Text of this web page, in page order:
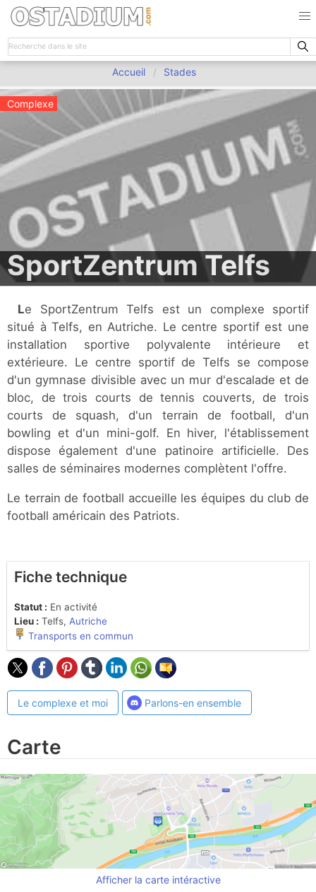
Accueil Stades
Complexe
SportZentrum Telfs
Le SportZentrum Telfs est un complexe sportif
situé à Telfs, en Autriche. Le centre sportif est une
installation sportive polyvalente intérieure et
extérieure. Le centre sportif de Telfs se compose
d'un gymnase divisible avec un mur d'escalade et de
bloc, de trois courts de tennis couverts, de trois
courts de squash, d'un terrain de football, d'un
bowling et d'un mini-golf. En hiver, l'établissement
dispose également d'une patinoire artificielle. Des
salles de séminaires modernes complètent l'offre.
Le terrain de football accueille les équipes du club de
football américain des Patriots.
Fiche technique
Statut : En activité
Lieu : Telfs, Autriche
Transports en commun
Le complexe et moi Parlons-en ensemble
Carte
Afficher la carte intéractive